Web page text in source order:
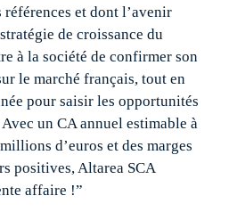
et dont l’avenir
de croissance du
à la société de confirmer son
le marché français, tout en
pour saisir les opportunités
un CA annuel estimable à
d’euros et des marges
positives, Altarea SCA
affaire !”